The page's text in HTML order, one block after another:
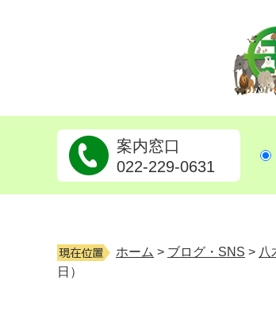
八木山動物公園フジ
案内窓口
022-229-0631
ホーム > ブログ・SNS > 八
日）